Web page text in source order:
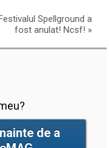
Spellground a
fost anulat! Ncsf! »
de a